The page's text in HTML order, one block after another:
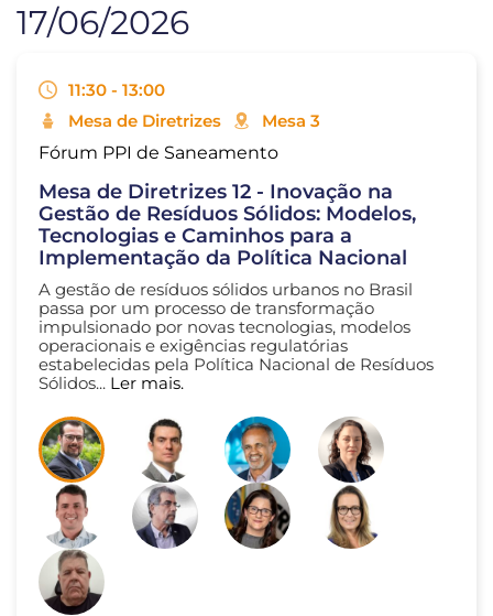
17/06/2026
11:30 - 13:00
Mesa de Diretrizes
Mesa 3
Fórum PPI de Saneamento
Mesa de Diretrizes 12 - Inovação na
Gestão de Resíduos Sólidos: Modelos,
Tecnologias e Caminhos para a
Implementação da Política Nacional
A gestão de resíduos sólidos urbanos no Brasil
passa por um processo de transformação
impulsionado por novas tecnologias, modelos
operacionais e exigências regulatórias
estabelecidas pela Política Nacional de Resíduos
Sólidos... Ler mais.